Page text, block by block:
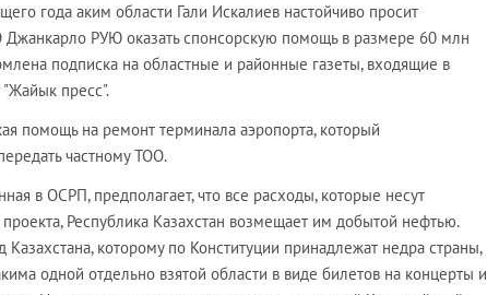
года аким области Гали Искалиев настойчиво просит
Джанкарло РУЮ оказать спонсорскую помощь в размере 60 млн
подписка на областные и районные газеты, входящие в
пресс".
помощь на ремонт терминала аэропорта, который
частному ТОО.
в ОСРП, предполагает, что все расходы, которые несут
Республика Казахстан возмещает им добытой нефтью.
Казахстана, которому по Конституции принадлежат недра страны,
одной отдельно взятой области в виде билетов на концерты и